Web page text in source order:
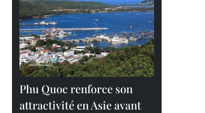
Phu Quoc renforce son
attractivité en Asie avant